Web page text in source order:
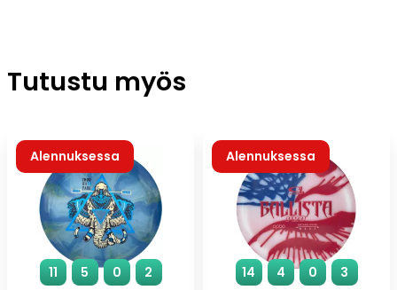
Tutustu myös
11 5 0 2
Alennuksessa
14 4 0 3
Alennuksessa